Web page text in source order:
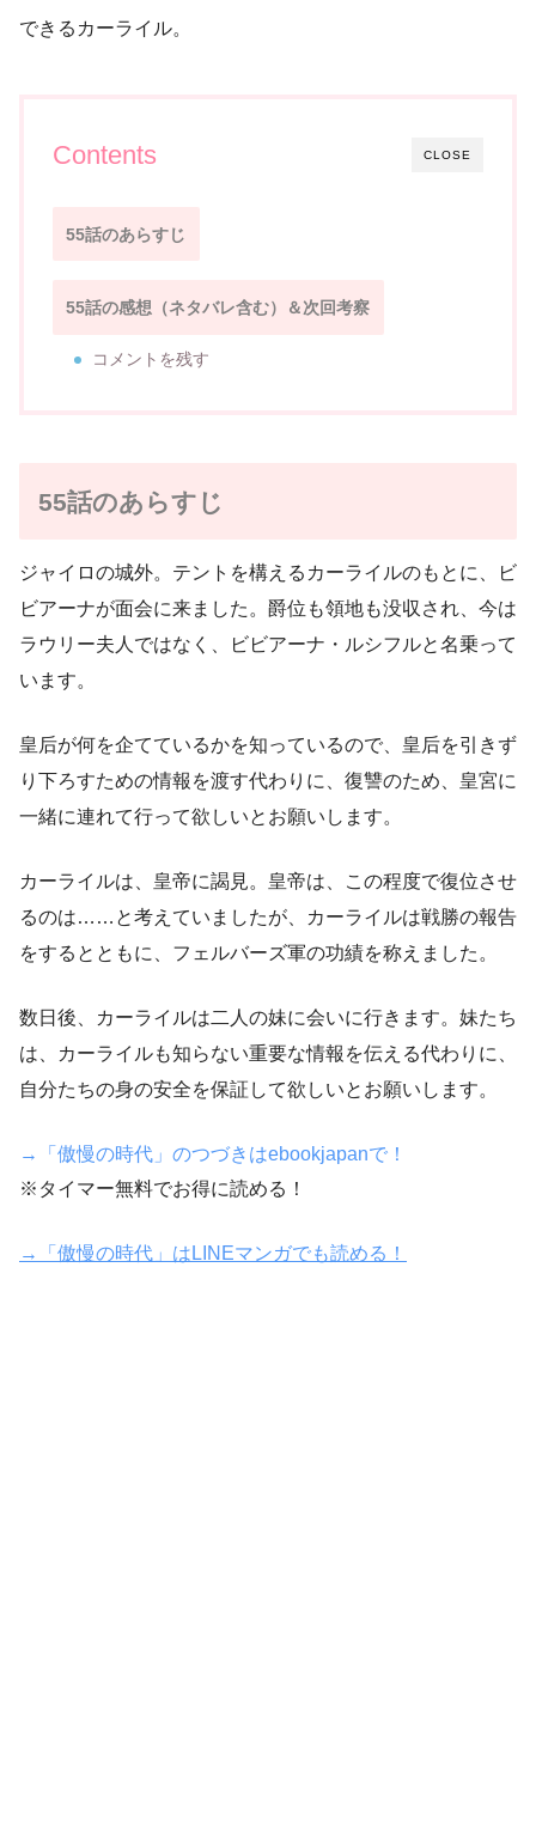
できるカーライル。
CLOSE
Contents
55話のあらすじ
55話の感想（ネタバレ含む）＆次回考察
コメントを残す
55話のあらすじ
ジャイロの城外。テントを構えるカーライルのもとに、ビ
ビアーナが面会に来ました。爵位も領地も没収され、今は
ラウリー夫人ではなく、ビビアーナ・ルシフルと名乗って
います。
皇后が何を企てているかを知っているので、皇后を引きず
り下ろすための情報を渡す代わりに、復讐のため、皇宮に
一緒に連れて行って欲しいとお願いします。
カーライルは、皇帝に謁見。皇帝は、この程度で復位させ
るのは……と考えていましたが、カーライルは戦勝の報告
をするとともに、フェルバーズ軍の功績を称えました。
数日後、カーライルは二人の妹に会いに行きます。妹たち
は、カーライルも知らない重要な情報を伝える代わりに、
自分たちの身の安全を保証して欲しいとお願いします。
→「傲慢の時代」のつづきはebookjapanで！
※タイマー無料でお得に読める！
→「傲慢の時代」はLINEマンガでも読める！